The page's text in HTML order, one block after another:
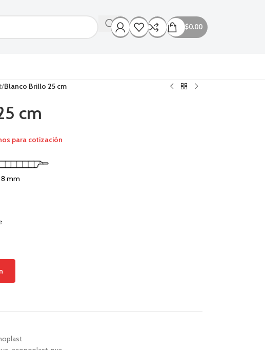
$0.00
/Blanco Brillo 25 cm
cm
para cotización
mm